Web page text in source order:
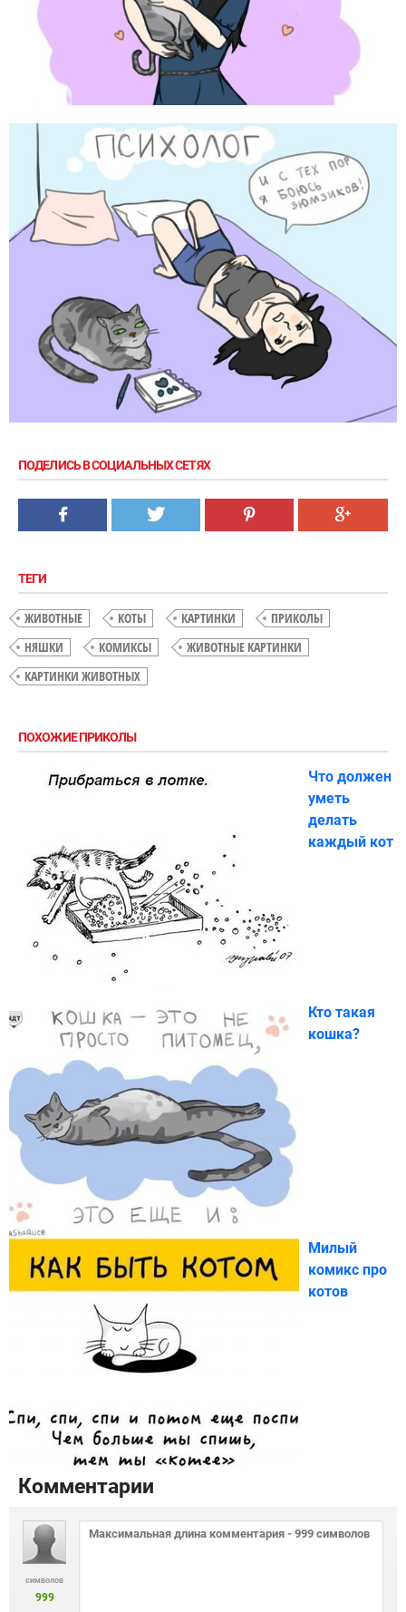
ПОДЕЛИСЬ В СОЦИАЛЬНЫХ СЕТЯХ
ТЕГИ
ЖИВОТНЫЕ КОТЫ КАРТИНКИ
ПРИКОЛЫ
НЯШКИ
КОМИКСЫ
ЖИВОТНЫЕ КАРТИНКИ
КАРТИНКИ ЖИВОТНЫХ
ПОХОЖИЕ ПРИКОЛЫ
Что должен
уметь
делать
каждый кот
Кто такая
кошка?
Милый
комикс про
котов
Комментарии
символов
999